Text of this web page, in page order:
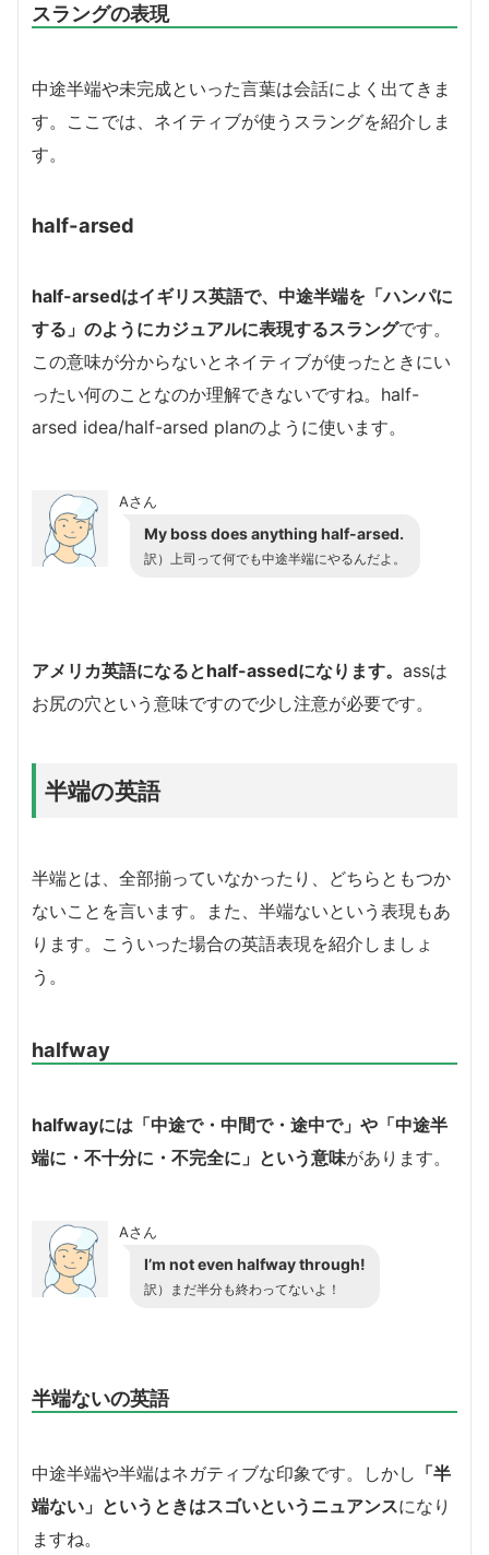
スラングの表現
中途半端や未完成といった言葉は会話によく出てきま
す。ここでは、ネイティブが使うスラングを紹介しま
す。
half-arsed
half-arsedはイギリス英語で、中途半端を「ハンパに
する」のようにカジュアルに表現するスラングです。
この意味が分からないとネイティブが使ったときにい
ったい何のことなのか理解できないですね。half-
arsed idea/half-arsed planのように使います。
Aさん
My boss does anything half-arsed.
訳）上司って何でも中途半端にやるんだよ。
アメリカ英語になるとhalf-assedになります。 assは
お尻の穴という意味ですので少し注意が必要です。
半端の英語
半端とは、全部揃っていなかったり、どちらともつか
ないことを言います。また、半端ないという表現もあ
ります。こういった場合の英語表現を紹介しましょ
う。
halfway
halfwayには「中途で・中間で・途中で」や「中途半
端に・不十分に・不完全に」という意味があります。
Aさん
I’m not even halfway through!
訳）まだ半分も終わってないよ！
半端ないの英語
中途半端や半端はネガティブな印象です。しかし 「半
端ない」というときはスゴいというニュアンスになり
ますね。